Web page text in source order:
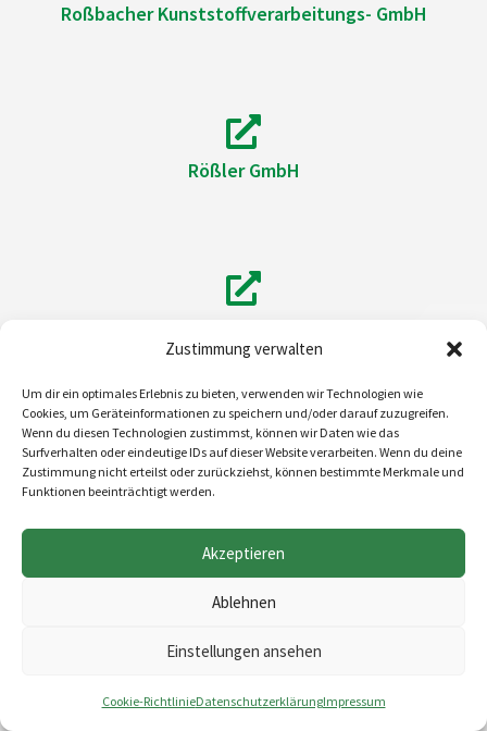
Zustimmung verwalten
Um dir ein optimales Erlebnis zu bieten, verwenden wir Technologien wie
Cookies, um Geräteinformationen zu speichern und/oder darauf zuzugreifen.
Wenn du diesen Technologien zustimmst, können wir Daten wie das
Surfverhalten oder eindeutige IDs auf dieser Website verarbeiten. Wenn du deine
Zustimmung nicht erteilst oder zurückziehst, können bestimmte Merkmale und
Funktionen beeinträchtigt werden.
Akzeptieren
Ablehnen
Einstellungen ansehen
Cookie-RichtlinieDatenschutzerklärungImpressum
Roßbacher Kunststoffverarbeitungs- GmbH
Rößler GmbH
Rotkäppchen Sektkellerei GmbH
RP Compounds GmbH